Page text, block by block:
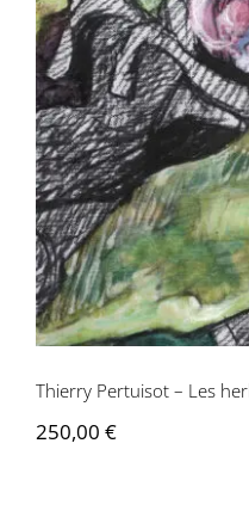
Thierry Pertuisot
Thierry Pertuisot – Les
250,00 €